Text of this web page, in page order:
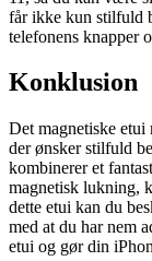
får ikke kun stilfuld
telefonens knapper
Konklusion
Det magnetiske etui
der ønsker stilfuld
kombinerer et
magnetisk lukning,
dette etui kan du
med at du har nem
etui og gør din